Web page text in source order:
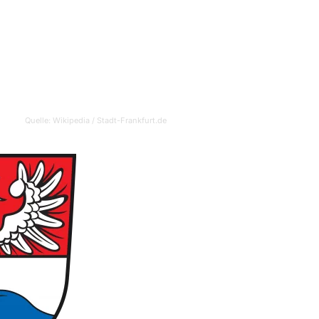
Quelle: Wikipedia / Stadt-Frankfurt.de